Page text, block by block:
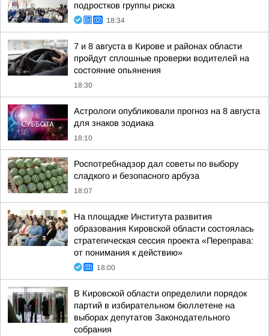
подростков группы риска
18:34
7 и 8 августа в Кирове и районах области
пройдут сплошные проверки водителей на
состояние опьянения
18:30
Астрологи опубликовали прогноз на 8 августа
для знаков зодиака
18:10
Роспотребнадзор дал советы по выбору
сладкого и безопасного арбуза
18:07
На площадке Института развития
образования Кировской области состоялась
стратегическая сессия проекта «Переправа:
от понимания к действию»
18:00
В Кировской области определили порядок
партий в избирательном бюллетене на
выборах депутатов Законодательного
собрания